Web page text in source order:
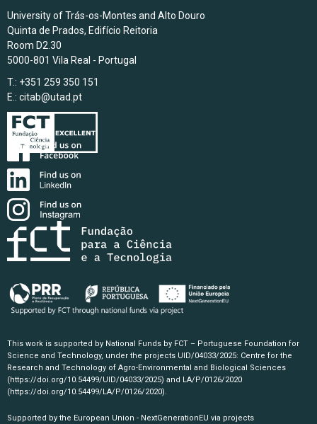
University of Trás-os-Montes and Alto Douro
Quinta de Prados, Edifício Reitoria
Room D2.30
5000-801 Vila Real - Portugal
T.: +351 259 350 151
E.: citab@utad.pt
This work is supported by National Funds by FCT – Portuguese Foundation for
Science and Technology, under the projects UID/04033/2025: Centre for the
Research and Technology of Agro-Environmental and Biological Sciences
(https://doi.org/10.54499/UID/04033/2025) and LA/P/0126/2020
(https://doi.org/10.54499/LA/P/0126/2020).
Supported by the European Union - NextGenerationEU via projects